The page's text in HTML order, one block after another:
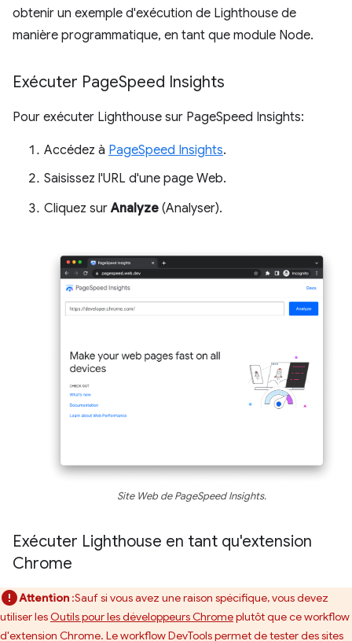
obtenir un exemple d'exécution de Lighthouse de
manière programmatique, en tant que module Node.
Exécuter PageSpeed Insights
Pour exécuter Lighthouse sur PageSpeed Insights:
Accédez à PageSpeed Insights.
Saisissez l'URL d'une page Web.
Cliquez surAnalyze (Analyser).
Site Web de PageSpeed Insights.
Exécuter Lighthouse en tant qu'extension
Chrome
Attention :Sauf si vous avez une raison spécifique, vous devez
utiliser lesOutils pour les développeurs Chromeplutôt que ce workflow
d'extension Chrome. Le workflow DevTools permet de tester des sites